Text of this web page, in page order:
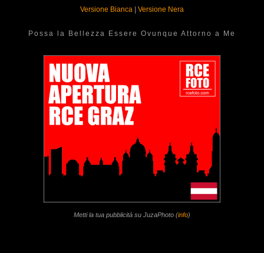
Versione Bianca
Versione Nera
Possa la Bellezza Essere Ovunque Attorno a Me
Metti la tua pubblicità su JuzaPhoto (info)